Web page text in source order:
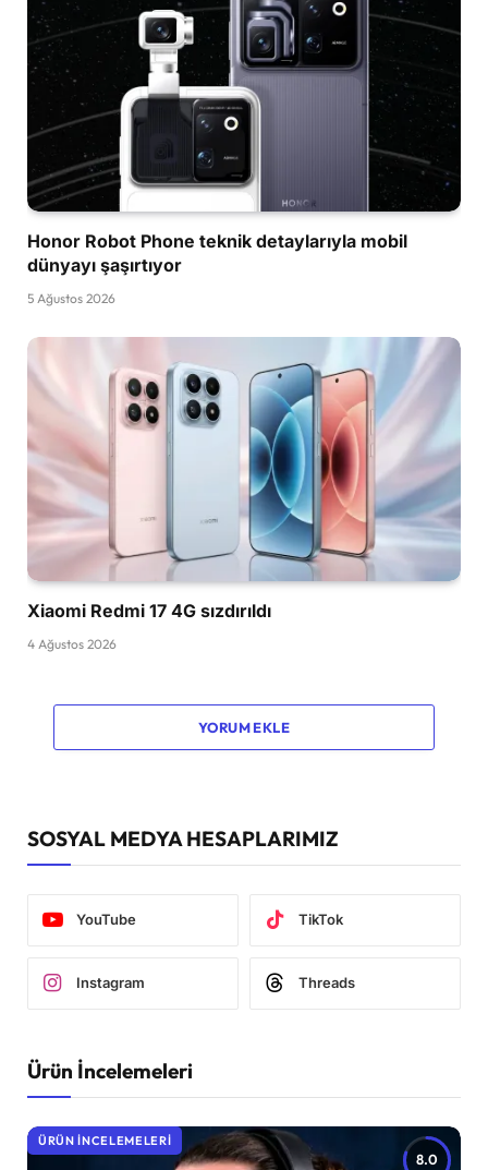
Honor Robot Phone teknik detaylarıyla mobil
dünyayı şaşırtıyor
5 Ağustos 2026
Xiaomi Redmi 17 4G sızdırıldı
4 Ağustos 2026
YORUM EKLE
SOSYAL MEDYA HESAPLARIMIZ
YouTube TikTok
Instagram Threads
Ürün İncelemeleri
8.0
ÜRÜN İNCELEMELERI